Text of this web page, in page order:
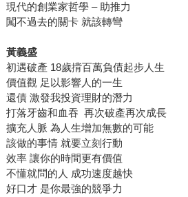
現代的創業家哲學 – 助推力
闖不過去的關卡 就該轉彎
黃義盛
初遇破產 18歲揹百萬負債起步人生
價值觀 足以影響人的一生
還債 激發我投資理財的潛力
打落牙齒和血吞 再次破產再次成長
擴充人脈 為人生增加無數的可能
該做的事情 就要立刻行動
效率 讓你的時間更有價值
不懂就問的人 成功速度越快
好口才 是你最強的競爭力